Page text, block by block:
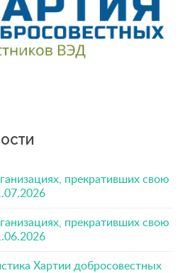
прекративших свою
прекративших свою
Хартии добросовестных